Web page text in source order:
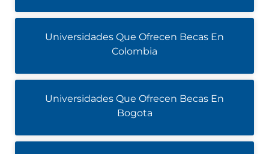
Universidades Que Ofrecen Becas En
Colombia
Universidades Que Ofrecen Becas En
Bogota